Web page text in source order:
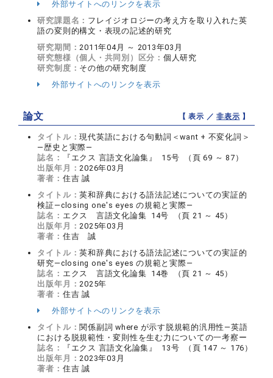
外部サイトへのリンクを表示
研究課題名： フレイジオロジーの考え方を取り入れた英
語の変則的構文・表現の記述的研究
研究期間：2011年04月 ～ 2013年03月
研究態様（個人・共同別）区分： 個人研究
研究制度： その他の研究制度
外部サイトへのリンクを表示
論文 【 表示 ／非表示 】
タイトル：現代英語における句動詞＜want + 不変化詞＞
―歴史と実際―
誌名：
『エクス 言語文化論集』 15号 （頁 69 ～ 87）
出版年月：2026年03月
著者： 住吉 誠
タイトル：英和辞典における語法記述についての実証的
検証―closing one's eyes の規範と実際―
誌名： エクス 言語文化論集 14号 （頁 21 ～ 45）
出版年月：2025年03月
著者： 住吉 誠
タイトル：英和辞典における語法記述についての実証的
研究―closing one's eyes の規範と実際―
誌名： エクス 言語文化論集 14巻 （頁 21 ～ 45）
出版年月：2025年
著者： 住吉 誠
外部サイトへのリンクを表示
タイトル： 関係副詞 where が示す脱規範的汎用性―英語
における脱規範性・変則性を生む力についての一考察ー
誌名：
『エクス 言語文化論集』 13号 （頁 147 ～ 176）
出版年月：2023年03月
著者： 住吉 誠